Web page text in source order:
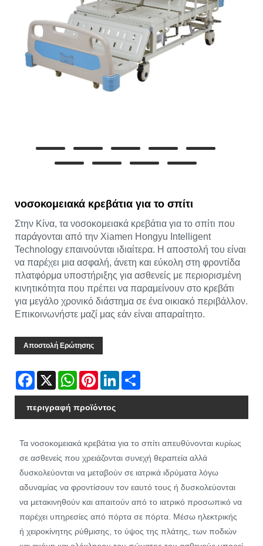
νοσοκομειακά κρεβάτια για το σπίτι
Στην Κίνα, τα νοσοκομειακά κρεβάτια για το σπίτι που
παράγονται από την Xiamen Hongyu Intelligent
Technology επαινούνται ιδιαίτερα. Η αποστολή του είναι
να παρέχει μια ασφαλή, άνετη και εύκολη στη φροντίδα
πλατφόρμα υποστήριξης για ασθενείς με περιορισμένη
κινητικότητα που πρέπει να παραμείνουν στο κρεβάτι
για μεγάλο χρονικό διάστημα σε ένα οικιακό περιβάλλον.
Επικοινωνήστε μαζί μας εάν είναι απαραίτητο.
Αποστολή Ερώτησης
Facebook
X WhatsAppPinterestLinkedIn
περιγραφή προϊόντος
Τα νοσοκομειακά κρεβάτια για το σπίτι απευθύνονται κυρίως
σε ασθενείς που χρειάζονται συνεχή θεραπεία αλλά
δυσκολεύονται να μεταβούν σε ιατρικά ιδρύματα λόγω
αδυναμίας να φροντίσουν τον εαυτό τους ή δυσκολεύονται
να μετακινηθούν και απαιτούν από το ιατρικό προσωπικό να
παρέχει υπηρεσίες από πόρτα σε πόρτα. Μέσω ηλεκτρικής
ή χειροκίνητης ρύθμισης, το ύψος της πλάτης, των ποδιών